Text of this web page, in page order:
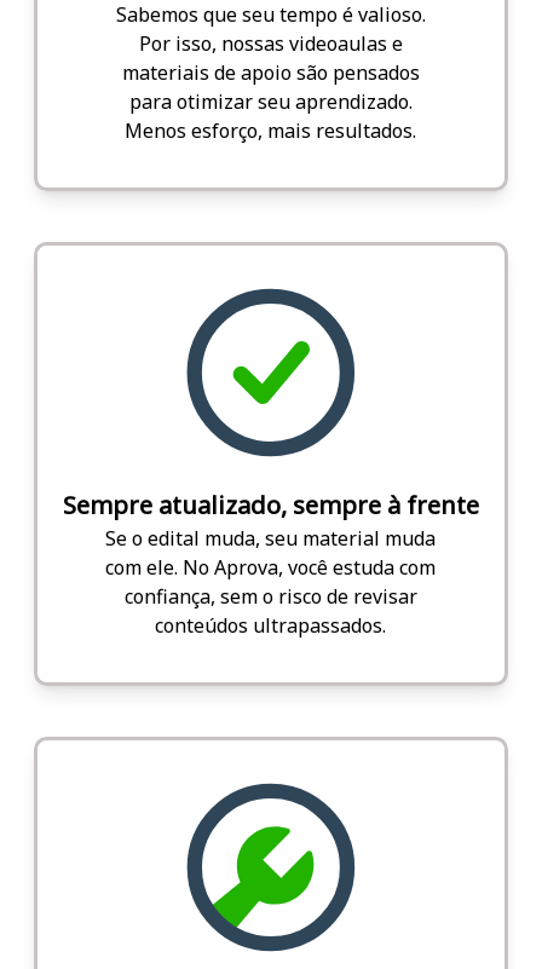
Sabemos que seu tempo é valioso.
Por isso, nossas videoaulas e
materiais de apoio são pensados
para otimizar seu aprendizado.
Menos esforço, mais resultados.
Sempre atualizado, sempre à frente
Se o edital muda, seu material muda
com ele. No Aprova, você estuda com
confiança, sem o risco de revisar
conteúdos ultrapassados.